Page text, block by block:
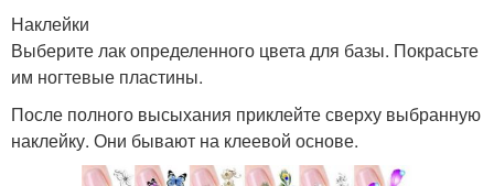
Наклейки
Выберите лак определенного цвета для базы. Покрасьте
им ногтевые пластины.
После полного высыхания приклейте сверху выбранную
наклейку. Они бывают на клеевой основе.